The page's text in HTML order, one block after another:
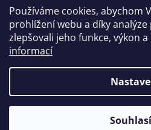
Používáme cookies, abychom
prohlížení webu a díky
zlepšovali jeho funkce, výkon
informací
11. Rigaudon (Händel)
Vytvořil
houslovyklic.cz.